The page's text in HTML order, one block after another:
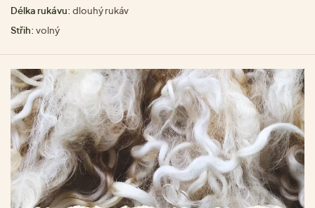
Délka rukávu: dlouhý rukáv
Střih: volný